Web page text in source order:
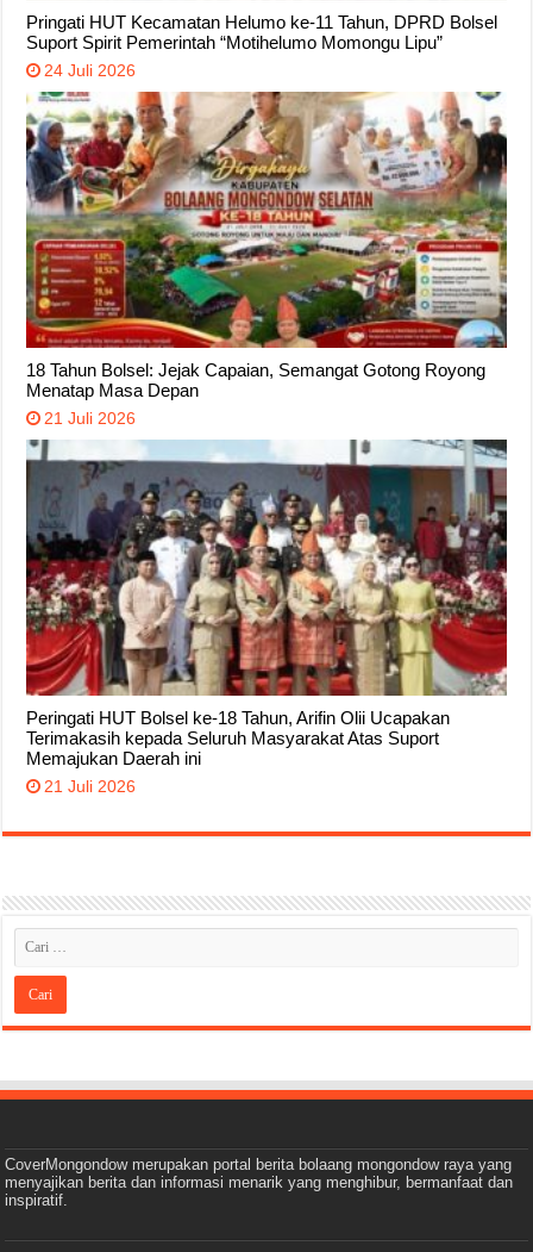
Pringati HUT Kecamatan Helumo ke-11 Tahun, DPRD Bolsel
Suport Spirit Pemerintah “Motihelumo Momongu Lipu”
24 Juli 2026
18 Tahun Bolsel: Jejak Capaian, Semangat Gotong Royong
Menatap Masa Depan
21 Juli 2026
Peringati HUT Bolsel ke-18 Tahun, Arifin Olii Ucapakan
Terimakasih kepada Seluruh Masyarakat Atas Suport
Memajukan Daerah ini
21 Juli 2026
CoverMongondow merupakan portal berita bolaang mongondow raya yang
menyajikan berita dan informasi menarik yang menghibur, bermanfaat dan
inspiratif.